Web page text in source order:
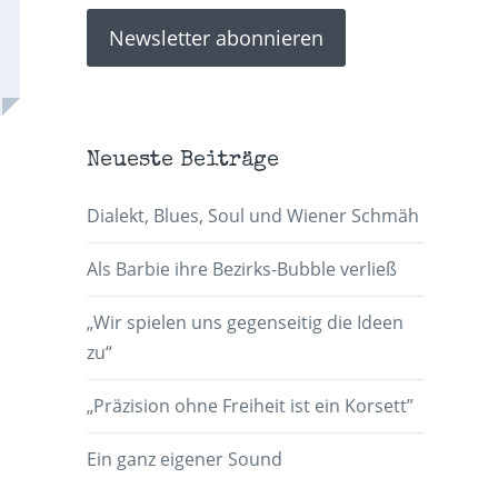
Neueste Beiträge
Dialekt, Blues, Soul und Wiener Schmäh
Als Barbie ihre Bezirks-Bubble verließ
„Wir spielen uns gegenseitig die Ideen
zu“
„Präzision ohne Freiheit ist ein Korsett”
Ein ganz eigener Sound